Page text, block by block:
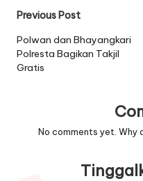
Post
navigation
Previous Post
Polwan dan Bhayangkari
Polresta Bagikan Takjil
Gratis
No comments yet. Why